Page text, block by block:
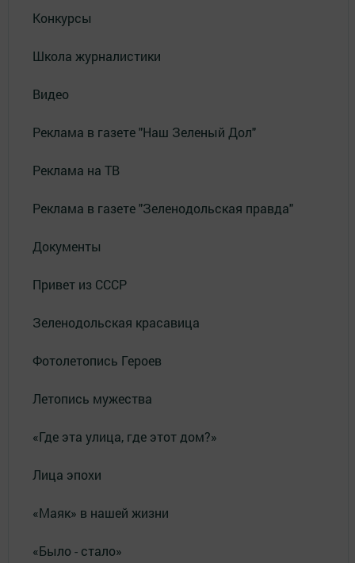
Конкурсы
Школа журналистики
Видео
Реклама в газете "Наш Зеленый Дол"
Реклама на ТВ
Реклама в газете "Зеленодольская правда"
Документы
Привет из СССР
Зеленодольская красавица
Фотолетопись Героев
Летопись мужества
«Где эта улица, где этот дом?»
Лица эпохи
«Маяк» в нашей жизни
«Было - стало»